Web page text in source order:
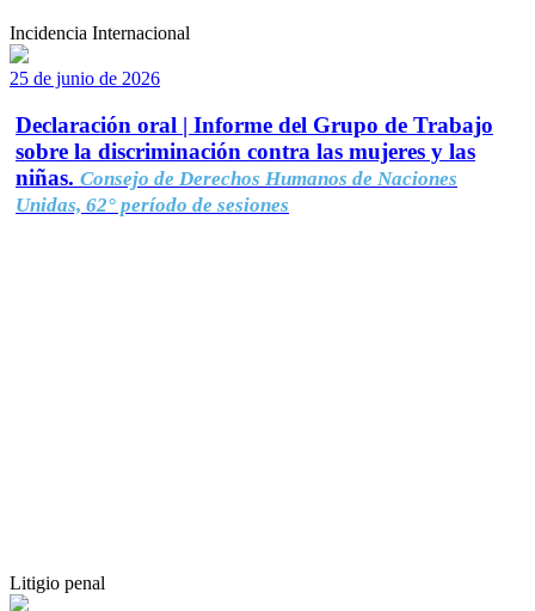
Incidencia Internacional
25 de junio de 2026
Declaración oral | Informe del Grupo de Trabajo
sobre la discriminación contra las mujeres y las
niñas. Consejo de Derechos Humanos de Naciones
Unidas, 62° período de sesiones
Litigio penal